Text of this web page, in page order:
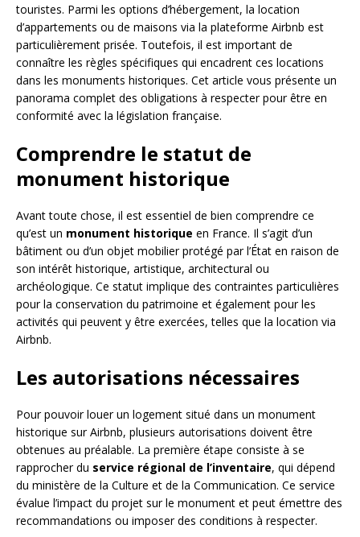
touristes. Parmi les options d’hébergement, la location
d’appartements ou de maisons via la plateforme Airbnb est
particulièrement prisée. Toutefois, il est important de
connaître les règles spécifiques qui encadrent ces locations
dans les monuments historiques. Cet article vous présente un
panorama complet des obligations à respecter pour être en
conformité avec la législation française.
Comprendre le statut de
monument historique
Avant toute chose, il est essentiel de bien comprendre ce
qu’est un monument historique en France. Il s’agit d’un
bâtiment ou d’un objet mobilier protégé par l’État en raison de
son intérêt historique, artistique, architectural ou
archéologique. Ce statut implique des contraintes particulières
pour la conservation du patrimoine et également pour les
activités qui peuvent y être exercées, telles que la location via
Airbnb.
Les autorisations nécessaires
Pour pouvoir louer un logement situé dans un monument
historique sur Airbnb, plusieurs autorisations doivent être
obtenues au préalable. La première étape consiste à se
rapprocher du service régional de l’inventaire, qui dépend
du ministère de la Culture et de la Communication. Ce service
évalue l’impact du projet sur le monument et peut émettre des
recommandations ou imposer des conditions à respecter.